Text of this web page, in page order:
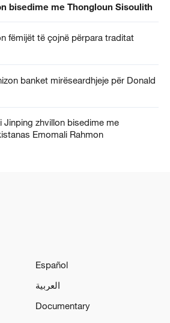
bisedime me Thongloun Sisoulith
fëmijët të çojnë përpara traditat
banket mirëseardhjeje për Donald
Jinping zhvillon bisedime me
Emomali Rahmon
Español
العربية
Documentary